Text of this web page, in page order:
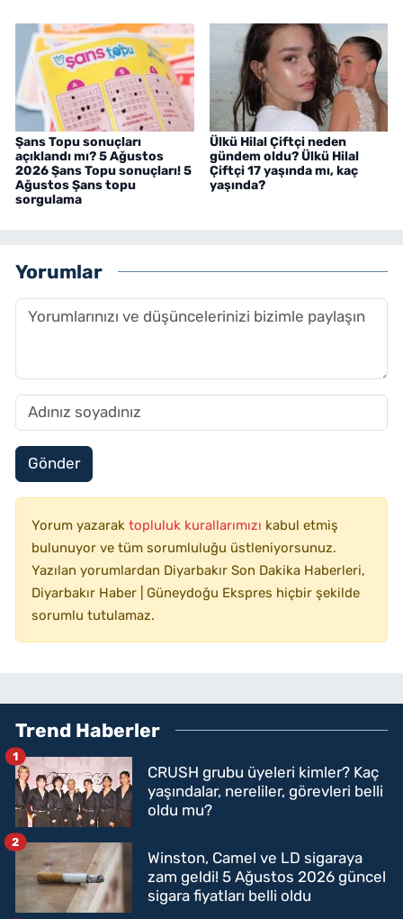
Şans Topu sonuçları
açıklandı mı? 5 Ağustos
2026 Şans Topu sonuçları! 5
Ağustos Şans topu
sorgulama
Ülkü Hilal Çiftçi neden
gündem oldu? Ülkü Hilal
Çiftçi 17 yaşında mı, kaç
yaşında?
Yorumlar
Gönder
Yorum yazarak topluluk kurallarımızı kabul etmiş
bulunuyor ve tüm sorumluluğu üstleniyorsunuz.
Yazılan yorumlardan Diyarbakır Son Dakika Haberleri,
Diyarbakır Haber | Güneydoğu Ekspres hiçbir şekilde
sorumlu tutulamaz.
Trend Haberler
CRUSH grubu üyeleri kimler? Kaç
yaşındalar, nereliler, görevleri belli
oldu mu?
1
Winston, Camel ve LD sigaraya
zam geldi! 5 Ağustos 2026 güncel
sigara fiyatları belli oldu
2